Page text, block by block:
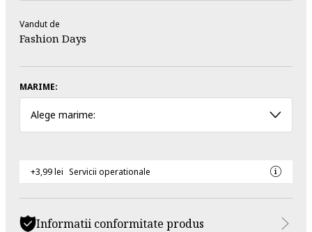
Vandut de
Fashion Days
MARIME:
Alege marime:
+3,99 lei Servicii operationale
Informatii conformitate produs